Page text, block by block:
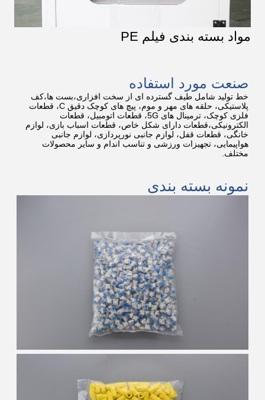
مواد بسته بندی فیلم PE
صنعت مورد استفاده
خط تولید شامل طیف گسترده ای از سخت افزاری،بست ها،کف
پلاستیکی، حلقه های مهر و موم، پیچ های کوچک دقیق C، قطعات
فلزی کوچک، ترمینال های 5G، قطعات اتومبیل، قطعات
الکترونیکی،قطعات دارای شکل خاص، قطعات اسباب بازی، لوازم
خانگی، قطعات قفل، لوازم جانبی نورپردازی، لوازم جانبی
هواپیمایی، تجهیزات ورزشی و تناسب اندام و سایر محصولات
مختلف.
نمونه بسته بندی